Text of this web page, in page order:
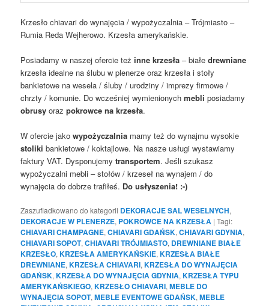
Krzesło chiavari do wynajęcia / wypożyczalnia – Trójmiasto –
Rumia Reda Wejherowo. Krzesła amerykańskie.
Posiadamy w naszej ofercie teżinne krzesła – białedrewniane
krzesła idealne na ślubu w plenerze oraz krzesła i stoły
bankietowe na wesela / śluby / urodziny / imprezy firmowe /
chrzty / komunie. Do wcześniej wymienionychmebli posiadamy
obrusy orazpokrowce na krzesła.
W ofercie jakowypożyczalnia mamy też do wynajmu wysokie
stoliki bankietowe / koktajlowe. Na nasze usługi wystawiamy
faktury VAT. Dysponujemytransportem. Jeśli szukasz
wypożyczalni mebli – stołów / krzeseł na wynajem / do
wynajęcia do dobrze trafiłeś. Do usłyszenia! :-)
Zaszufladkowano do kategorii DEKORACJE SAL WESELNYCH,
DEKORACJE W PLENERZE, POKROWCE NA KRZESŁA |Tagi:
CHIAVARI CHAMPAGNE,CHIAVARI GDAŃSK,CHIAVARI GDYNIA,
CHIAVARI SOPOT,CHIAVARI TRÓJMIASTO, DREWNIANE BIAŁE
KRZESŁO,KRZESŁA AMERYKAŃSKIE,KRZESŁA BIAŁE
DREWNIANE,KRZESŁA CHIAVARI,KRZESŁA DO WYNAJĘCIA
GDAŃSK,KRZESŁA DO WYNAJĘCIA GDYNIA,KRZESŁA TYPU
AMERYKAŃSKIEGO,KRZESŁO CHIAVARI,MEBLE DO
WYNAJĘCIA SOPOT,MEBLE EVENTOWE GDAŃSK,MEBLE